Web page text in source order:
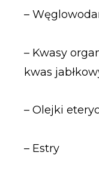
–
– Kwasy
kwas
– Olejki
– Estry